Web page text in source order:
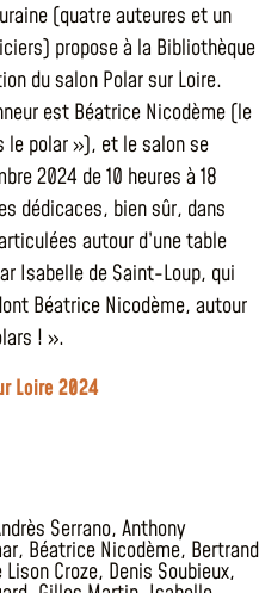
(quatre auteures et un
propose à la Bibliothèque
du salon Polar sur Loire.
est Béatrice Nicodème (le
le polar »), et le salon se
2024 de 10 heures à 18
dédicaces, bien sûr, dans
autour d’une table
Isabelle de Saint-Loup, qui
Béatrice Nicodème, autour
! ».
Loire 2024
Serrano, Anthony
, Béatrice Nicodème, Bertrand
Croze, Denis Soubieux,